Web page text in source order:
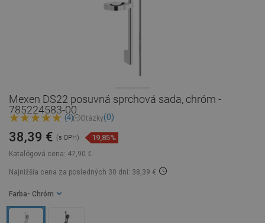
Mexen DS22 posuvná sprchová sada, chróm -
785224583-00
(4) Otázky(0)
Katalógová cena: 47,90 €
38,39 € (s DPH) 19,85%
Najnižšia cena za posledných 30 dní: 38,39 €
Farba - Chróm